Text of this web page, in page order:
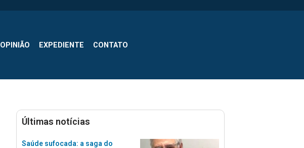
OPINIÃO EXPEDIENTE CONTATO
Últimas notícias
Saúde sufocada: a saga do